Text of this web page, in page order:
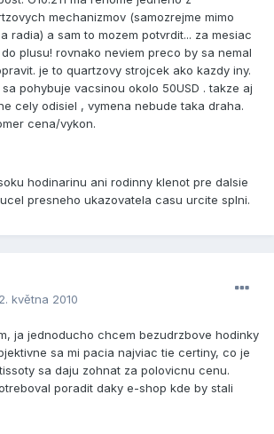
mechanizmov (samozrejme mimo
radia) a sam to mozem potvrdit... za mesiac
plusu! rovnako neviem preco by sa nemal
je to quartzovy strojcek ako kazdy iny.
pohybuje vacsinou okolo 50USD . takze aj
cely odisiel , vymena nebude taka draha.
cena/vykon.
hodinarinu ani rodinny klenot pre dalsie
presneho ukazovatela casu urcite splni.
května 2010
ja jednoducho chcem bezudrzbove hodinky
sa mi pacia najviac tie certiny, co je
sa daju zohnat za polovicnu cenu.
poradit daky e-shop kde by stali